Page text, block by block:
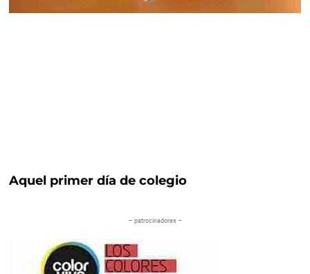
Aquel primer día de colegio
– patrocinadores –